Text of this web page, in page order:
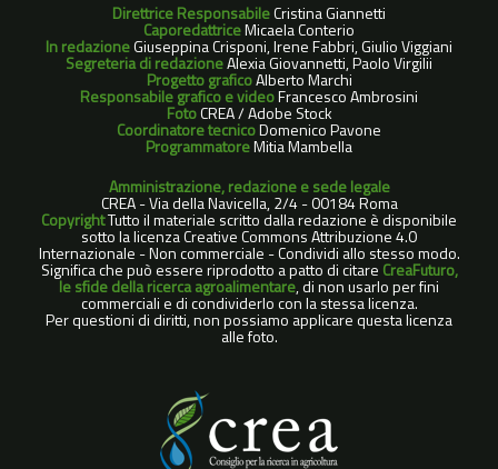
Direttrice ResponsabileCristina Giannetti
CaporedattriceMicaela Conterio
In redazioneGiuseppina Crisponi, Irene Fabbri, Giulio Viggiani
Segreteria di redazioneAlexia Giovannetti, Paolo Virgilii
Progetto graficoAlberto Marchi
Responsabile grafico e videoFrancesco Ambrosini
FotoCREA / Adobe Stock
Coordinatore tecnicoDomenico Pavone
ProgrammatoreMitia Mambella
Amministrazione, redazione e sede legale
CREA - Via della Navicella, 2/4 - 00184 Roma
CopyrightTutto il materiale scritto dalla redazione è disponibile
sotto la licenza Creative Commons Attribuzione 4.0
Internazionale - Non commerciale - Condividi allo stesso modo.
Significa che può essere riprodotto a patto di citare CreaFuturo,
le sfide della ricerca agroalimentare, di non usarlo per fini
commerciali e di condividerlo con la stessa licenza.
Per questioni di diritti, non possiamo applicare questa licenza
alle foto.